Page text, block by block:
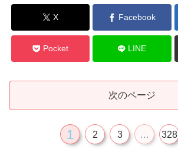
X Facebook
Pocket LINE
次のページ
1 2 3 … 328